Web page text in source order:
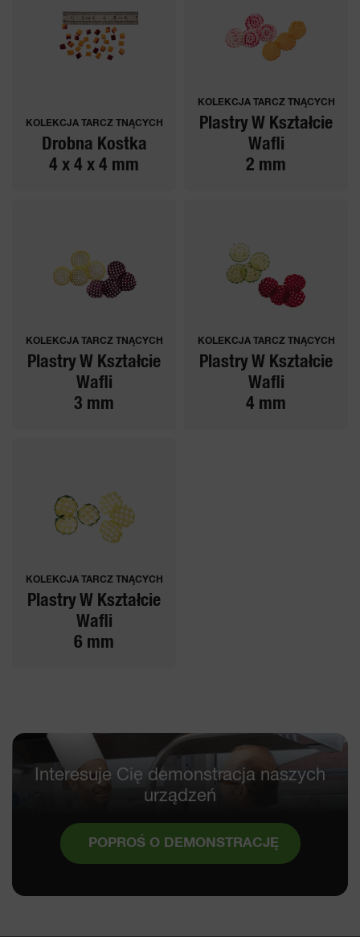
KOLEKCJA TARCZ TNĄCYCH
Drobna Kostka
4 x 4 x 4 mm
KOLEKCJA TARCZ TNĄCYCH
Plastry W Kształcie
Wafli
2 mm
KOLEKCJA TARCZ TNĄCYCH
Plastry W Kształcie
Wafli
3 mm
KOLEKCJA TARCZ TNĄCYCH
Plastry W Kształcie
Wafli
4 mm
KOLEKCJA TARCZ TNĄCYCH
Plastry W Kształcie
Wafli
6 mm
Interesuje Cię demonstracja naszych
urządzeń
POPROŚ O DEMONSTRACJĘ